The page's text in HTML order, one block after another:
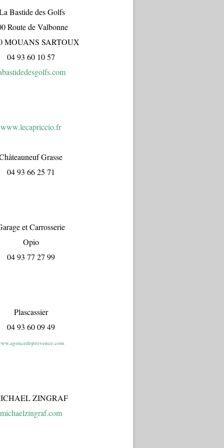
Bastide des Golfs
Route de Valbonne
MOUANS SARTOUX
04 93 60 10 57
www.lecapriccio.fr
Grasse
04 93 66 25 71
et Carrosserie
Opio
04 93 77 27 99
Plascassier
04 93 60 09 49
ZINGRAF
michaelzingraf.com